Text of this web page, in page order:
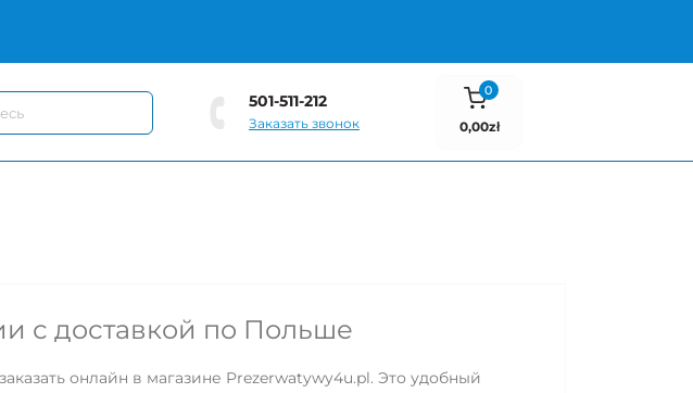
501-511-212
Заказать звонок
0
0,00zł
с доставкой по Польше
онлайн в магазине Prezerwatywy4u.pl. Это удобный